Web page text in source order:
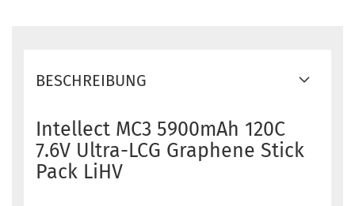
BESCHREIBUNG
Intellect MC3 5900mAh 120C
7.6V Ultra-LCG Graphene Stick
Pack LiHV